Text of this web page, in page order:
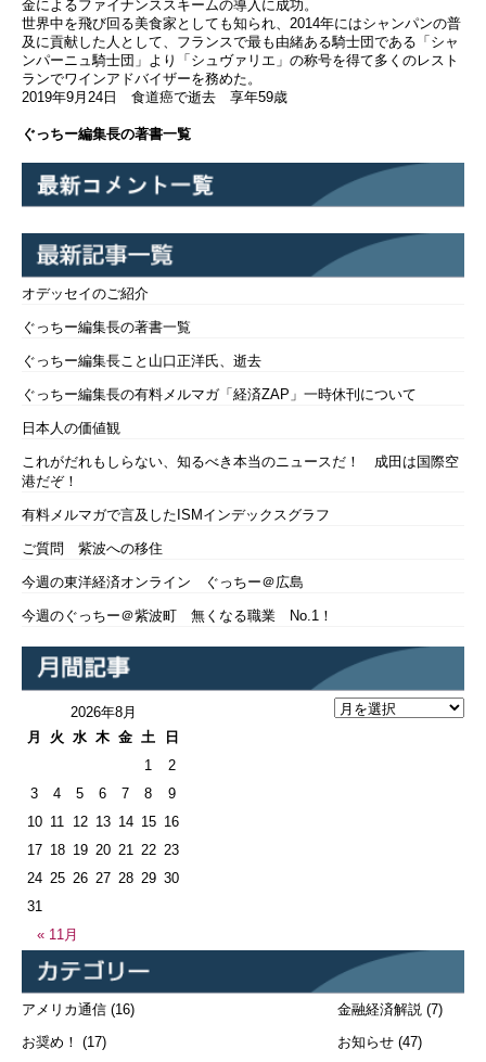
金によるファイナンススキームの導入に成功。
世界中を飛び回る美食家としても知られ、2014年にはシャンパンの普
及に貢献した人として、フランスで最も由緒ある騎士団である「シャ
ンパーニュ騎士団」より「シュヴァリエ」の称号を得て多くのレスト
ランでワインアドバイザーを務めた。
2019年9月24日 食道癌で逝去 享年59歳
ぐっちー編集長の著書一覧
オデッセイのご紹介
ぐっちー編集長の著書一覧
ぐっちー編集長こと山口正洋氏、逝去
ぐっちー編集長の有料メルマガ「経済ZAP」一時休刊について
日本人の価値観
これがだれもしらない、知るべき本当のニュースだ！ 成田は国際空
港だぞ！
有料メルマガで言及したISMインデックスグラフ
ご質問 紫波への移住
今週の東洋経済オンライン ぐっちー＠広島
今週のぐっちー＠紫波町 無くなる職業 No.1！
2026年8月
月
火 水 木 金 土 日
« 11月
1
2
3
4 5 6 7 8
9
10 11 12 13 14 15 16
17 18 19 20 21 22 23
24 25 26 27 28 29 30
31
アメリカ通信 (16)
お奨め！ (17)
金融経済解説 (7)
お知らせ (47)